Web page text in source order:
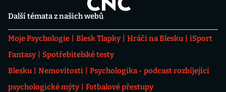
Další témata z našich webů
Moje Psychologie Blesk Tlapky Hráči na Blesku
iSport
Fantasy
Spotřebitelské testy
Blesku
Nemovitosti
Psychologika - podcast rozbíjející
psychologické mýty
Fotbalové přestupy